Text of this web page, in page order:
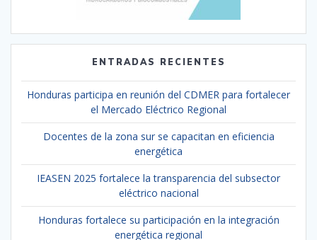
ENTRADAS RECIENTES
Honduras participa en reunión del CDMER para fortalecer
el Mercado Eléctrico Regional
Docentes de la zona sur se capacitan en eficiencia
energética
IEASEN 2025 fortalece la transparencia del subsector
eléctrico nacional
Honduras fortalece su participación en la integración
energética regional